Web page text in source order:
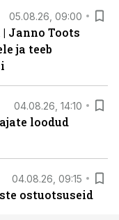
05.08.26, 09:00
Janno Toots
ja teeb
04.08.26, 14:10
loodud
04.08.26, 09:15
ostuotsuseid